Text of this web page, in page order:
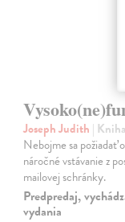
Joseph Judith | Kniha
Nebojme sa požiadať
náročné vstávanie z
mailovej schránky.
Predpredaj,
vydania